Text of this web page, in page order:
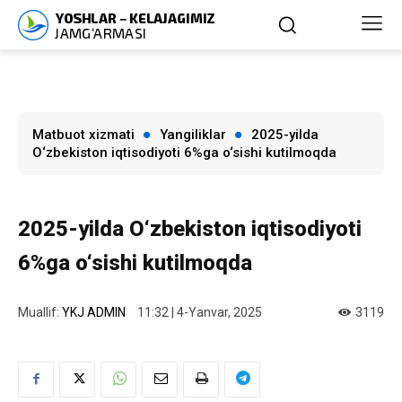
Matbuot xizmati Yangiliklar
2025-yilda
O‘zbekiston iqtisodiyoti 6%ga o‘sishi kutilmoqda
2025-yilda O‘zbekiston iqtisodiyoti
6%ga o‘sishi kutilmoqda
Muallif: YKJ ADMIN 11:32 | 4-Yanvar, 2025 3119